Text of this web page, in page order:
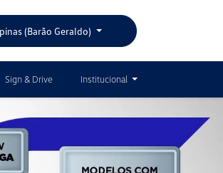
(Barão Geraldo)
Sign & Drive Institucional